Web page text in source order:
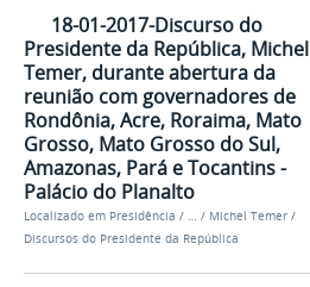
18-01-2017-Discurso do
Presidente da República, Michel
Temer, durante abertura da
reunião com governadores de
Rondônia, Acre, Roraima, Mato
Grosso, Mato Grosso do Sul,
Amazonas, Pará e Tocantins -
Palácio do Planalto
Localizado em Presidência / … / Michel Temer /
Discursos do Presidente da República